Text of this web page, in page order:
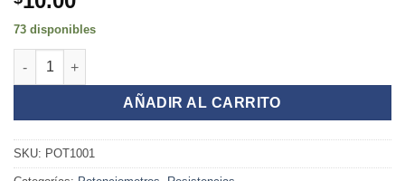
73 disponibles
Potenciometro 1Kohms cantidad
AÑADIR AL CARRITO
SKU: POT1001